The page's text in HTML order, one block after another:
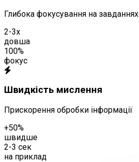
Глибока фокусування на завданнях
2-3x
довша
100%
фокус
Швидкість мислення
Прискорення обробки інформації
+50%
швидше
2-3 сек
на приклад